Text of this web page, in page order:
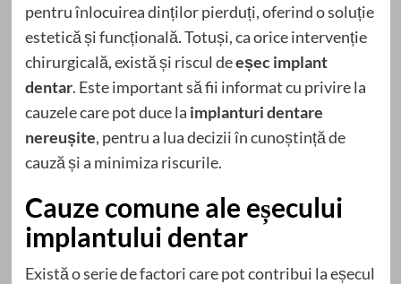
pentru înlocuirea dinților pierduți, oferind o soluție
estetică și funcțională. Totuși, ca orice intervenție
chirurgicală, există și riscul deeșec implant
dentar. Este important să fii informat cu privire la
cauzele care pot duce la implanturi dentare
nereușite, pentru a lua decizii în cunoștință de
cauză și a minimiza riscurile.
Cauze comune ale eșecului
implantului dentar
Există o serie de factori care pot contribui la eșecul